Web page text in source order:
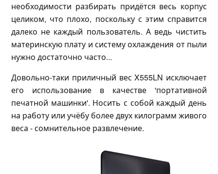
необходимости разбирать придётся весь корпус
целиком, что плохо, поскольку с этим справится
далеко не каждый пользователь. А ведь чистить
материнскую плату и систему охлаждения от пыли
нужно достаточно часто...
Довольно-таки приличный вес X555LN исключает
его использование в качестве 'портативной
печатной машинки'. Носить с собой каждый день
на работу или учёбу более двух килограмм живого
веса - сомнительное развлечение.